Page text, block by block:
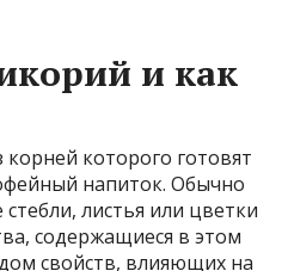
и как
которого готовят
напиток. Обычно
листья или цветки
содержащиеся в этом
свойств, влияющих на